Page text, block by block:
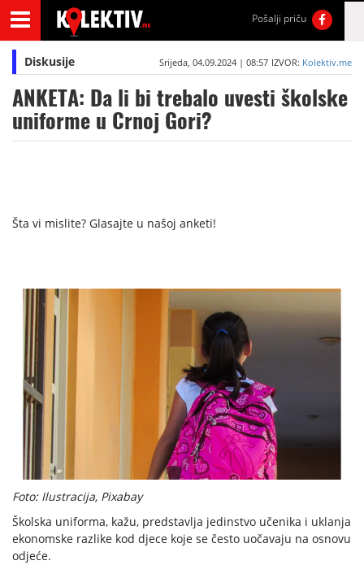
Pošalji priču
Diskusije Srijeda, 04.09.2024 | 08:57 IZVOR: Kolektiv.me
ANKETA: Da li bi trebalo uvesti školske
uniforme u Crnoj Gori?
Šta vi mislite? Glasajte u našoj anketi!
Foto: Ilustracija, Pixabay
Školska uniforma, kažu, predstavlja jedinstvo učenika i uklanja
ekonomske razlike kod djece koje se često uočavaju na osnovu
odjeće.